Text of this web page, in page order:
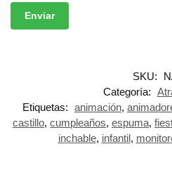
SKU:
Categoría:
Etiquetas: animación,
castillo, cumpleaños, espuma,
inchable, infantil,